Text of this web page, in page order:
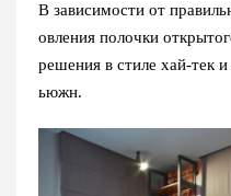
В зависимости от
овления полочки
решения в стиле хай-тек
ьюжн.